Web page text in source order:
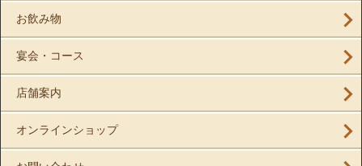
お飲み物
宴会・コース
店舗案内
オンラインショップ